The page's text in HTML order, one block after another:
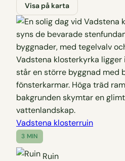
Visa på karta
Vadstena klosterruin
3 MIN
Ruin